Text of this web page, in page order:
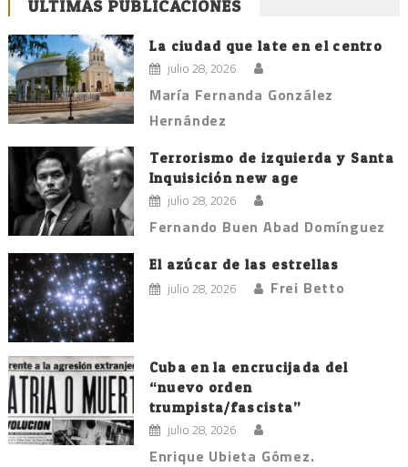
ÚLTIMAS PUBLICACIONES
La ciudad que late en el centro
julio 28, 2026
María Fernanda González
Hernández
Terrorismo de izquierda y Santa
Inquisición new age
julio 28, 2026
Fernando Buen Abad Domínguez
El azúcar de las estrellas
julio 28, 2026 Frei Betto
Cuba en la encrucijada del
“nuevo orden
trumpista/fascista”
julio 28, 2026
Enrique Ubieta Gómez.